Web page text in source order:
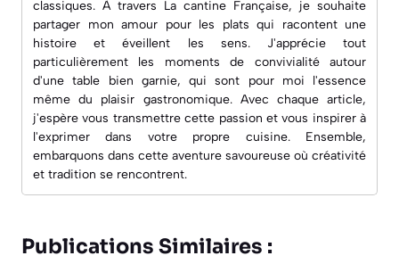
classiques. À travers La cantine Française, je souhaite
partager mon amour pour les plats qui racontent une
histoire et éveillent les sens. J'apprécie tout
particulièrement les moments de convivialité autour
d'une table bien garnie, qui sont pour moi l'essence
même du plaisir gastronomique. Avec chaque article,
j'espère vous transmettre cette passion et vous inspirer à
l'exprimer dans votre propre cuisine. Ensemble,
embarquons dans cette aventure savoureuse où créativité
et tradition se rencontrent.
Publications Similaires :